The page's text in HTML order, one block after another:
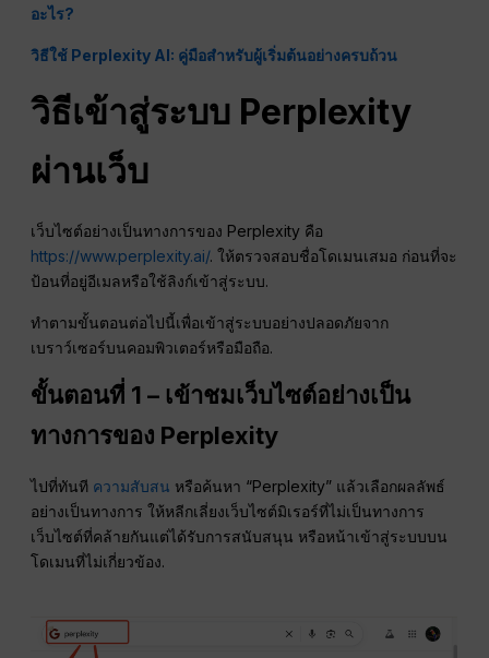
อะไร?
วิธีใช้ Perplexity AI: คู่มือสำหรับผู้เริ่มต้นอย่างครบถ้วน
วิธีเข้าสู่ระบบ Perplexity
ผ่านเว็บ
เว็บไซต์อย่างเป็นทางการของ Perplexity คือ
https://www.perplexity.ai/. ให้ตรวจสอบชื่อโดเมนเสมอ ก่อนที่จะ
ป้อนที่อยู่อีเมลหรือใช้ลิงก์เข้าสู่ระบบ.
ทำตามขั้นตอนต่อไปนี้เพื่อเข้าสู่ระบบอย่างปลอดภัยจาก
เบราว์เซอร์บนคอมพิวเตอร์หรือมือถือ.
ขั้นตอนที่ 1 – เข้าชมเว็บไซต์อย่างเป็น
ทางการของ Perplexity
ไปที่ทันที ความสับสน หรือค้นหา “Perplexity” แล้วเลือกผลลัพธ์
อย่างเป็นทางการ ให้หลีกเลี่ยงเว็บไซต์มิเรอร์ที่ไม่เป็นทางการ
เว็บไซต์ที่คล้ายกันแต่ได้รับการสนับสนุน หรือหน้าเข้าสู่ระบบบน
โดเมนที่ไม่เกี่ยวข้อง.